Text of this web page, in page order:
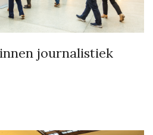
journalistiek